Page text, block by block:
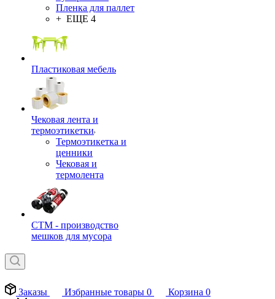
Пленка для паллет
+ ЕЩЕ 4
Пластиковая мебель
Чековая лента и
термоэтикетки
Термоэтикетка и
ценники
Чековая и
термолента
СТМ - производство
мешков для мусора
Заказы Избранные товары 0 Корзина 0